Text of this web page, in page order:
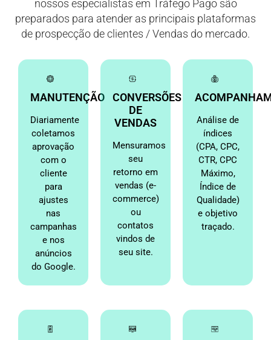
nossos especialistas em Tráfego Pago são
preparados para atender as principais plataformas
de prospecção de clientes / Vendas do mercado.
MANUTENÇÃO
Diariamente
coletamos
aprovação
com o
cliente
para
ajustes
nas
campanhas
e nos
anúncios
do Google.
CONVERSÕES
DE
VENDAS
Mensuramos
seu
retorno em
vendas (e-
commerce)
ou
contatos
vindos de
seu site.
Análise de
índices
(CPA, CPC,
CTR, CPC
Máximo,
Índice de
Qualidade)
e objetivo
traçado.